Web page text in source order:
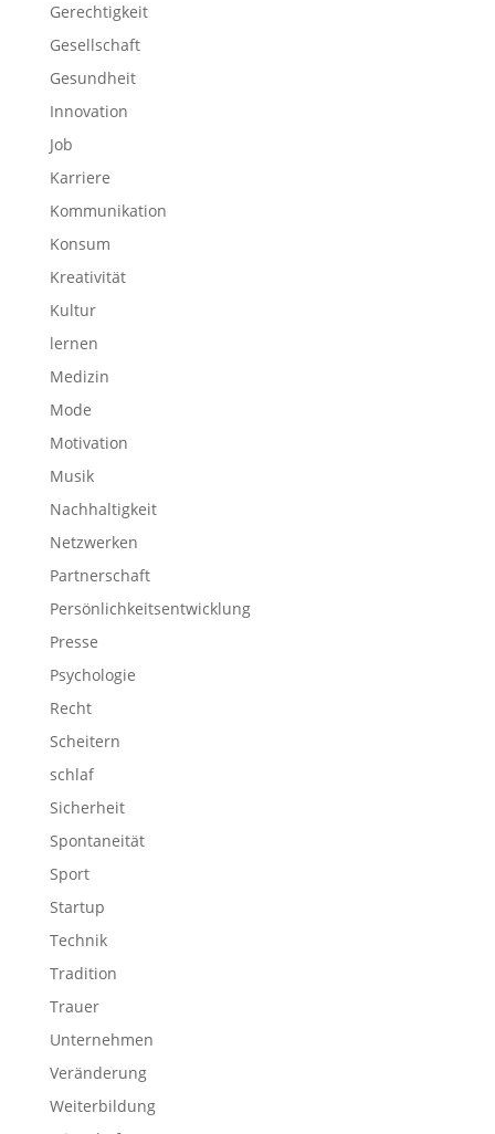
Gerechtigkeit
Gesellschaft
Gesundheit
Innovation
Job
Karriere
Kommunikation
Konsum
Kreativität
Kultur
lernen
Medizin
Mode
Motivation
Musik
Nachhaltigkeit
Netzwerken
Partnerschaft
Persönlichkeitsentwicklung
Presse
Psychologie
Recht
Scheitern
schlaf
Sicherheit
Spontaneität
Sport
Startup
Technik
Tradition
Trauer
Unternehmen
Veränderung
Weiterbildung